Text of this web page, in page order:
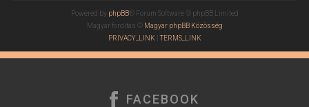
Powered by phpBB® Forum Software © phpBB Limited
Magyar fordítás © Magyar phpBB Közösség
PRIVACY_LINK |TERMS_LINK
FACEBOOK